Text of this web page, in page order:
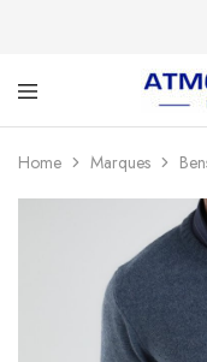
Atmosphère
La
Jeanerie
Un
utilisant
WordPress
Home Marques